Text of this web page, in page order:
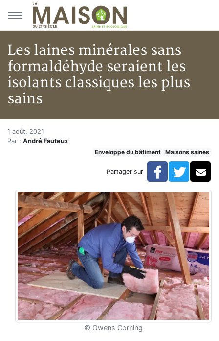
Aller au menu principal
Aller au contenu principal
Les laines minérales sans
formaldéhyde seraient les
isolants classiques les plus
sains
Accueil
Articles
Hypersensibilités environnementales
Les laines minérales sans formaldéhyde seraient les
Les laines minérales sans
1 août, 2021
Par : André Fauteux
Enveloppe du bâtiment
Maisons saines
Partager sur Facebook
© Owens Corning